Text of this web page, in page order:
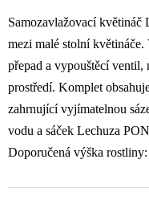
Samozavlažovací
mezi malé stolní
přepad a vypouštěcí
prostředí. Komplet
zahrnující vyjímatelnou
vodu a sáček Lechuza
Doporučená výška